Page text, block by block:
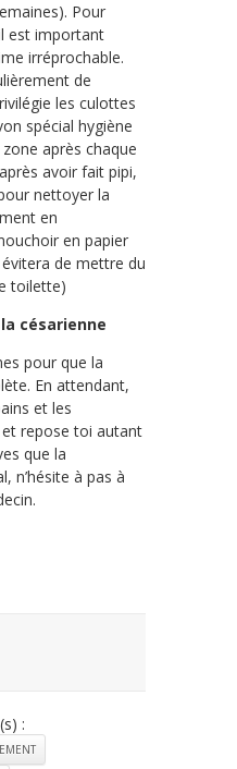
Pour
est important
irréprochable.
de
les culottes
spécial hygiène
après chaque
avoir fait pipi,
nettoyer la
en
en papier
de mettre du
toilette)
césarienne
pour que la
En attendant,
et les
repose toi autant
que la
n’hésite à pas à
: